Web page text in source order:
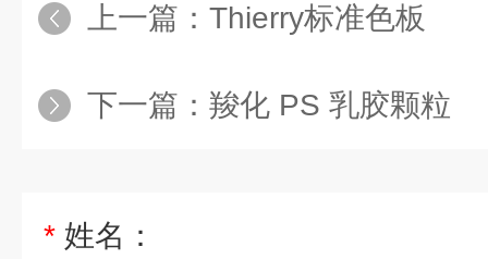
上一篇： Thierry标准色板
下一篇： 羧化 PS 乳胶颗粒
* 姓名：